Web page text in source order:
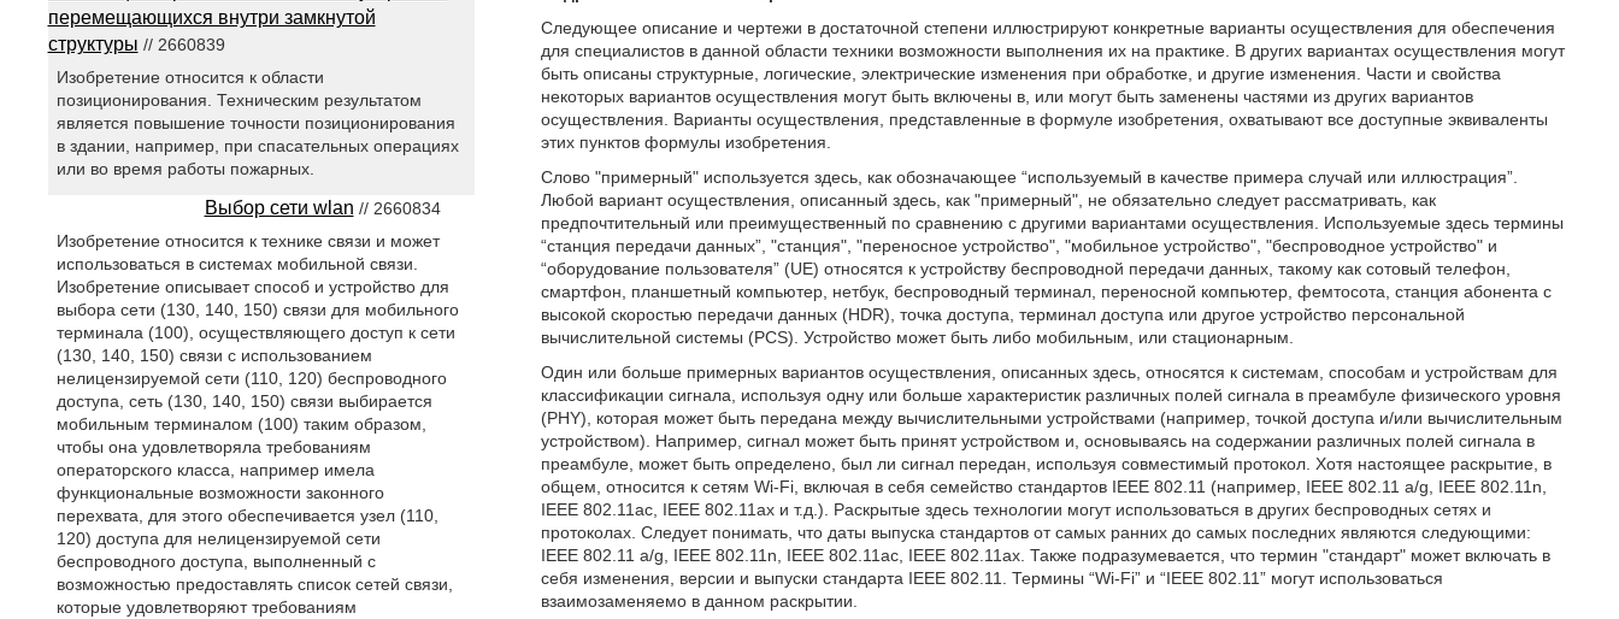
Следующее описание и чертежи в достаточной степени иллюстрируют конкретные варианты осуществления для обеспечения
для специалистов в данной области техники возможности выполнения их на практике. В других вариантах осуществления могут
быть описаны структурные, логические, электрические изменения при обработке, и другие изменения. Части и свойства
некоторых вариантов осуществления могут быть включены в, или могут быть заменены частями из других вариантов
осуществления. Варианты осуществления, представленные в формуле изобретения, охватывают все доступные эквиваленты
этих пунктов формулы изобретения.
Слово "примерный" используется здесь, как обозначающее “используемый в качестве примера случай или иллюстрация”.
Любой вариант осуществления, описанный здесь, как "примерный", не обязательно следует рассматривать, как
предпочтительный или преимущественный по сравнению с другими вариантами осуществления. Используемые здесь термины
“станция передачи данных”, "станция", "переносное устройство", "мобильное устройство", "беспроводное устройство" и
“оборудование пользователя” (UE) относятся к устройству беспроводной передачи данных, такому как сотовый телефон,
смартфон, планшетный компьютер, нетбук, беспроводный терминал, переносной компьютер, фемтосота, станция абонента с
высокой скоростью передачи данных (HDR), точка доступа, терминал доступа или другое устройство персональной
вычислительной системы (PCS). Устройство может быть либо мобильным, или стационарным.
Один или больше примерных вариантов осуществления, описанных здесь, относятся к системам, способам и устройствам для
классификации сигнала, используя одну или больше характеристик различных полей сигнала в преамбуле физического уровня
(PHY), которая может быть передана между вычислительными устройствами (например, точкой доступа и/или вычислительным
устройством). Например, сигнал может быть принят устройством и, основываясь на содержании различных полей сигнала в
преамбуле, может быть определено, был ли сигнал передан, используя совместимый протокол. Хотя настоящее раскрытие, в
общем, относится к сетям Wi-Fi, включая в себя семейство стандартов IEEE 802.11 (например, IEEE 802.11 a/g, IEEE 802.11n,
IEEE 802.11ac, IEEE 802.11aх и т.д.). Раскрытые здесь технологии могут использоваться в других беспроводных сетях и
протоколах. Следует понимать, что даты выпуска стандартов от самых ранних до самых последних являются следующими:
IEEE 802.11 a/g, IEEE 802.11n, IEEE 802.11ac, IEEE 802.11ax. Также подразумевается, что термин "стандарт" может включать в
себя изменения, версии и выпуски стандарта IEEE 802.11. Термины “Wi-Fi” и “IEEE 802.11” могут использоваться
взаимозаменяемо в данном раскрытии.
перемещающихся внутри замкнутой
структуры // 2660839
Изобретение относится к области
позиционирования. Техническим результатом
является повышение точности позиционирования
в здании, например, при спасательных операциях
или во время работы пожарных.
Выбор сети wlan // 2660834
Изобретение относится к технике связи и может
использоваться в системах мобильной связи.
Изобретение описывает способ и устройство для
выбора сети (130, 140, 150) связи для мобильного
терминала (100), осуществляющего доступ к сети
(130, 140, 150) связи с использованием
нелицензируемой сети (110, 120) беспроводного
доступа, сеть (130, 140, 150) связи выбирается
мобильным терминалом (100) таким образом,
чтобы она удовлетворяла требованиям
операторского класса, например имела
функциональные возможности законного
перехвата, для этого обеспечивается узел (110,
120) доступа для нелицензируемой сети
беспроводного доступа, выполненный с
возможностью предоставлять список сетей связи,
которые удовлетворяют требованиям